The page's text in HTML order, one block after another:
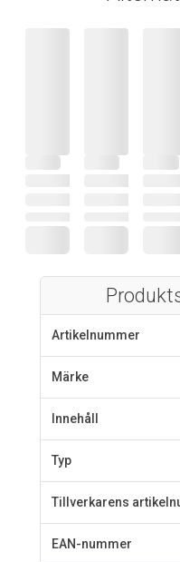
Artikelnummer
Märke
Innehåll
Typ
Tillverkarens
EAN-nummer